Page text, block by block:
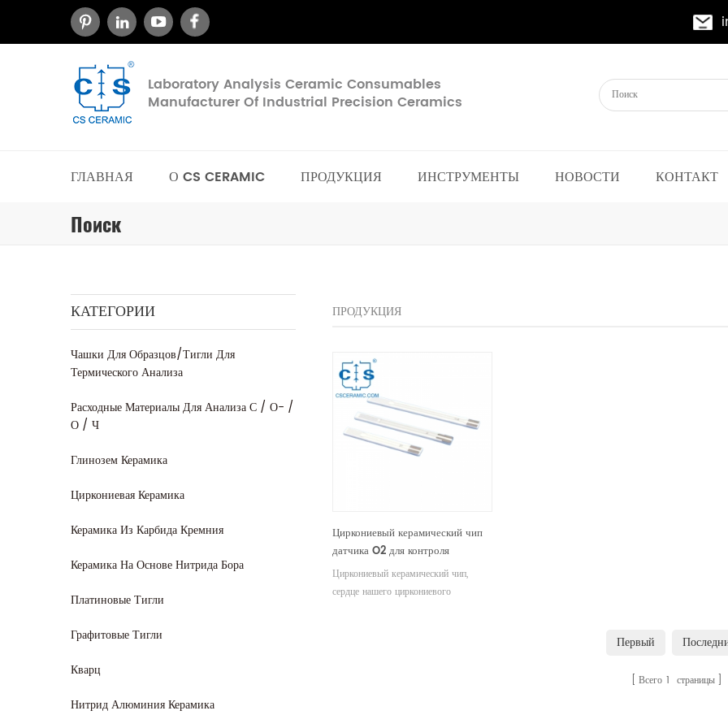
Laboratory Analysis Ceramic Consumables
Manufacturer Of Industrial Precision Ceramics
ГЛАВНАЯ О CS CERAMIC ПРОДУКЦИЯ ИНСТРУМЕНТЫ НОВОСТИ КОНТАКТ
Поиск
КАТЕГОРИИ
Чашки Для Образцов/тигли Для
Термического Анализа
Расходные Материалы Для Анализа С / О- /
О / Ч
Глинозем Керамика
Циркониевая Керамика
Керамика Из Карбида Кремния
Керамика На Основе Нитрида Бора
Платиновые Тигли
Графитовые Тигли
Кварц
Нитрид Алюминия Керамика
ПРОДУКЦИЯ
Циркониевый керамический чип
датчика O2 для контроля
выхлопных газов
Циркониевый керамический чип,
сердце нашего циркониевого
Первый
Всего 1 страницы